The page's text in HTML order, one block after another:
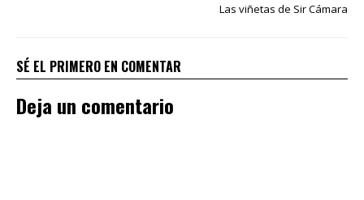
Las viñetas de Sir Cámara
SÉ EL PRIMERO EN COMENTAR
Deja un comentario